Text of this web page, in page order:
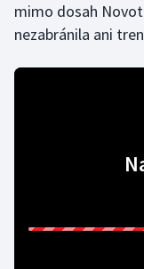
Olympijské hry
Parasport
Rychlobruslení
mimo dosah
nezabránila ani